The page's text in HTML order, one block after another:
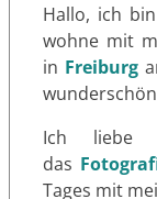
Hallo, ich
wohne mit
in Freiburg
Ich liebe
das
Tages mit